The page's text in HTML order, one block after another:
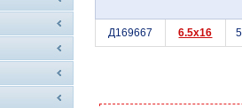
Д169667 6.5x16